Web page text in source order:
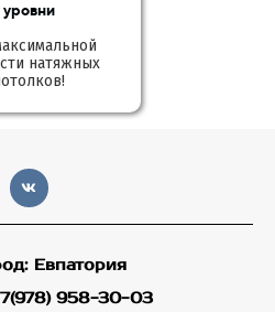
уровни
натяжных
Евпатория
958-30-03